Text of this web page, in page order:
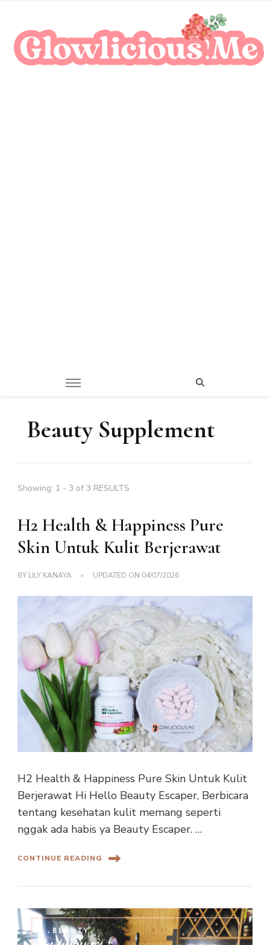
Beauty Supplement
Showing: 1 - 3 of 3 RESULTS
H2 Health & Happiness Pure
Skin Untuk Kulit Berjerawat
BY LILY KANAYA UPDATED ON 04/07/2026
H2 Health & Happiness Pure Skin Untuk Kulit
Berjerawat Hi Hello Beauty Escaper, Berbicara
tentang kesehatan kulit memang seperti
nggak ada habis ya Beauty Escaper. …
CONTINUE READING